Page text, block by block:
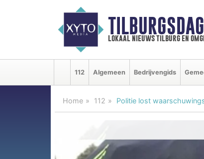
lokaal nieuws tilburg en
112 Algemeen Bedrijvengids
Home 112 Politie lost